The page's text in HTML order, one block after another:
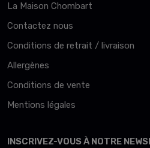
La Maison Chombart
Contactez nous
Conditions de retrait / livraison
Allergènes
Conditions de vente
Mentions légales
INSCRIVEZ-VOUS À NOTRE